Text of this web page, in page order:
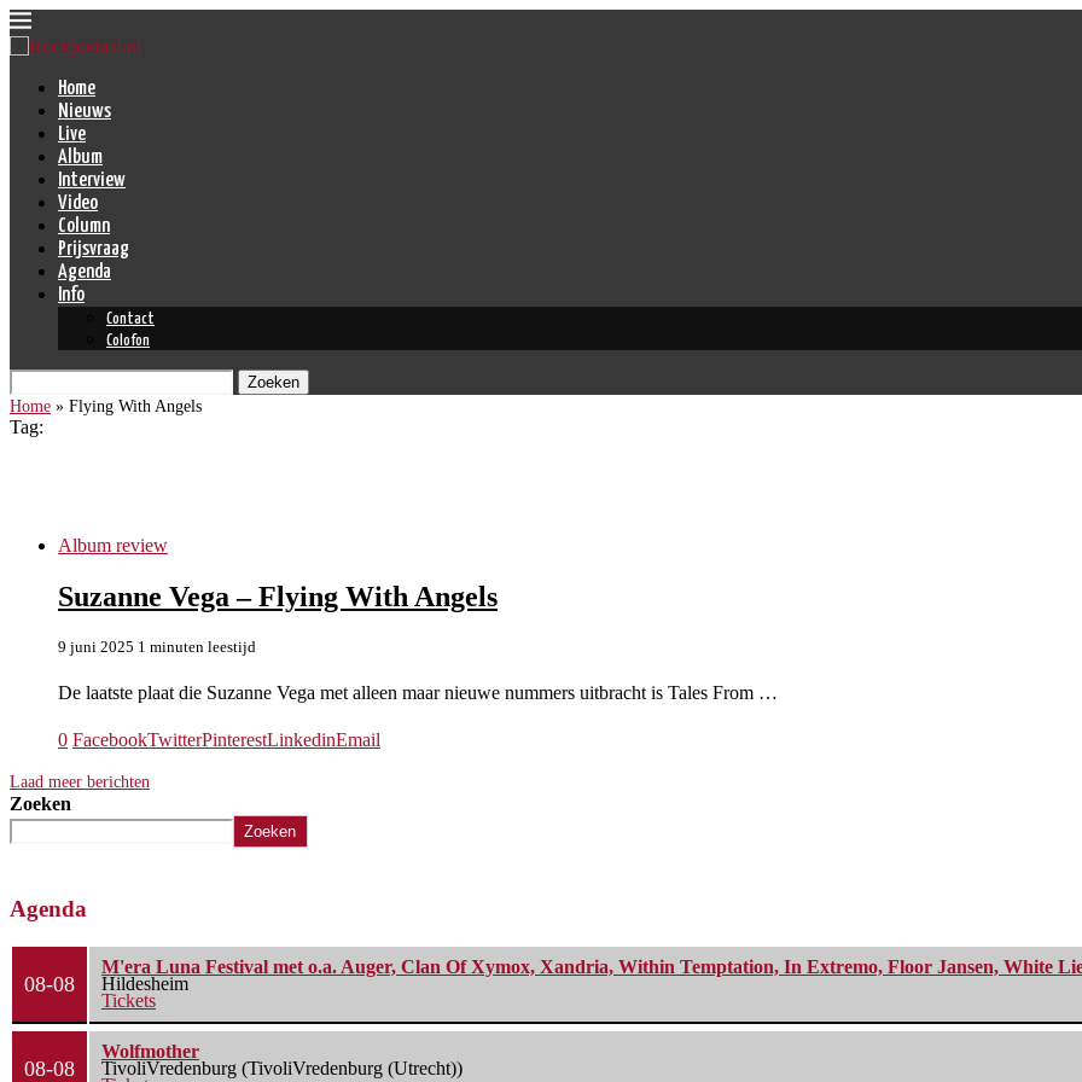
Home
Nieuws
Live
Album
Interview
Video
Column
Prijsvraag
Agenda
Info
Contact
Colofon
Zoeken
Home » Flying With Angels
Tag:
Album review
Suzanne Vega – Flying With Angels
9 juni 2025 1 minuten leestijd
De laatste plaat die Suzanne Vega met alleen maar nieuwe nummers uitbracht is Tales From …
0 FacebookTwitterPinterestLinkedinEmail
Laad meer berichten
Zoeken
Zoeken
Agenda
08-08
M'era Luna Festival met o.a. Auger, Clan Of Xymox, Xandria, Within Temptation, In Extremo, Floor Jansen, White
Hildesheim
Tickets
08-08
Wolfmother
TivoliVredenburg (TivoliVredenburg (Utrecht))